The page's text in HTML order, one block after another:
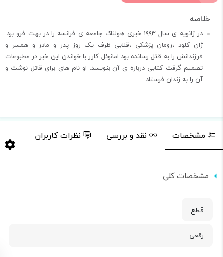
در ژانویه ی سال ۱۹۹۳ خبری هولناک جامعه ی فرانسه را در بهت فرو برد.
ژان کلود ،رومان پزشکی ،قلابی ظرف یک روز پدر و مادر و همسر و
فرزندانش را به قتل رسانده بود امانوئل کارر با خواندن این خبر در مطبوعات
تصمیم گرفت کتابی درباره ی آن بنویسد. او نام های برای قاتل نوشت و
آن را به زندان فرستاد.
مشخصات نقد و بررسی نظرات کاربران
مشخصات کلی
قطع
رقعی